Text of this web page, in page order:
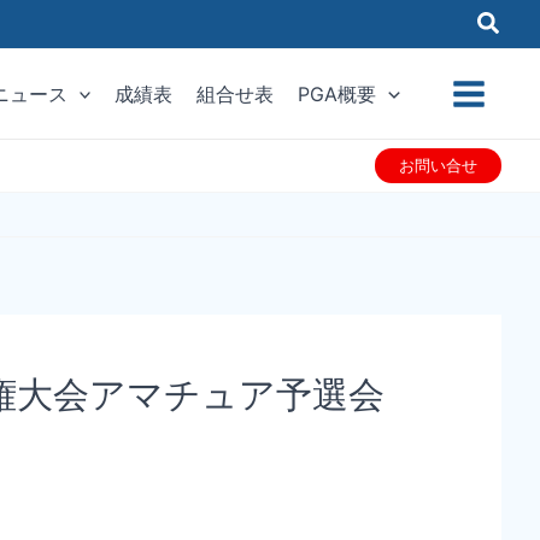
ュース 成績表 組合せ表 PGA概要
お問い合せ
大会アマチュア予選会